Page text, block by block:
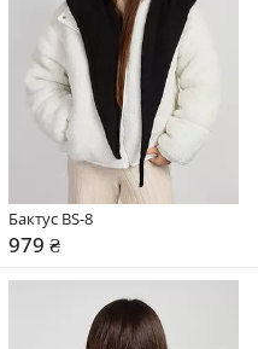
Бактус BS-8
979 ₴